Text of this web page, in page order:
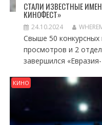
СТАЛИ ИЗВЕСТНЫЕ
КИНОФЕСТ»
24.10.2024
Свыше 50 конкурсных
просмотров и 2
завершился
КИНО